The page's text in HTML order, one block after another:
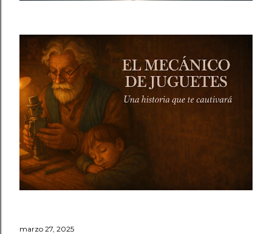
marzo 27, 2025